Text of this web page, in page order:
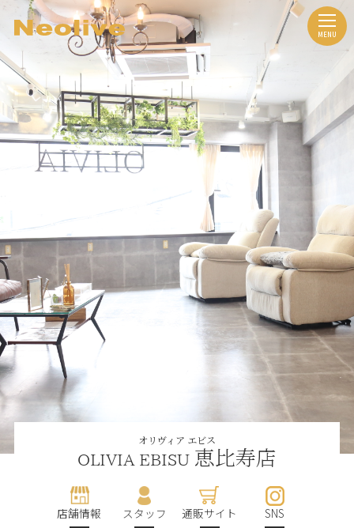
オリヴィア エビス
OLIVIA EBISU 恵比寿店
店舗情報 スタッフ 通販サイト SNS